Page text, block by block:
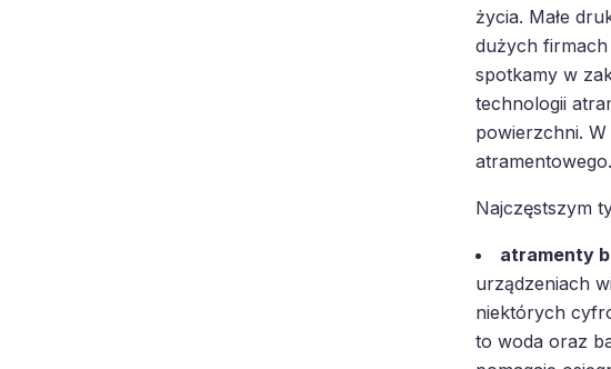
życia. Małe
dużych
spotkamy w
technologii
powierzchni.
atramentowego.
Najczęstszym
atramenty
urządzeniach
niektórych
to woda oraz